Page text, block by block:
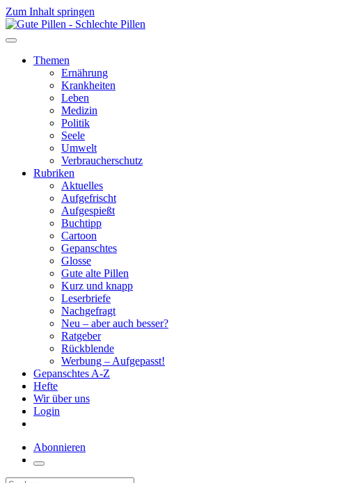
Zum Inhalt springen
Themen
Ernährung
Krankheiten
Leben
Medizin
Politik
Seele
Umwelt
Verbraucherschutz
Rubriken
Aktuelles
Aufgefrischt
Aufgespießt
Buchtipp
Cartoon
Gepanschtes
Glosse
Gute alte Pillen
Kurz und knapp
Leserbriefe
Nachgefragt
Neu – aber auch besser?
Ratgeber
Rückblende
Werbung – Aufgepasst!
Gepanschtes A-Z
Hefte
Wir über uns
Login
Abonnieren